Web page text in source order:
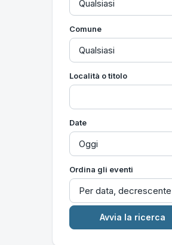
Comune
Località o titolo
Date
Ordina gli eventi